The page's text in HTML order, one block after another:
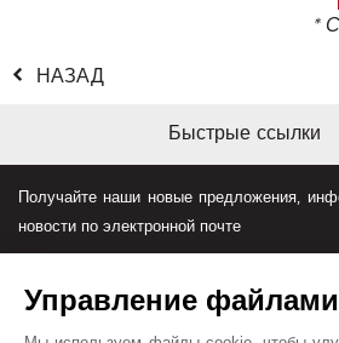
*
НАЗАД
Быстрые ссылки
Получайте наши новые предложения,
новости по электронной почте
Управление